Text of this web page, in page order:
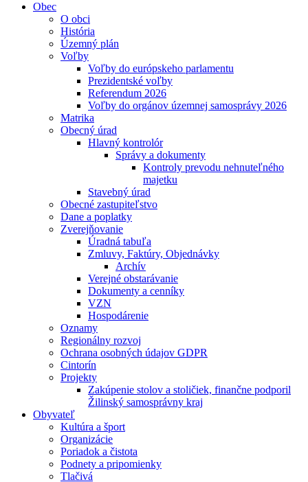
Obec
O obci
História
Územný plán
Voľby
Voľby do európskeho parlamentu
Prezidentské voľby
Referendum 2026
Voľby do orgánov územnej samosprávy 2026
Matrika
Obecný úrad
Hlavný kontrolór
Správy a dokumenty
Kontroly prevodu nehnuteľného
majetku
Stavebný úrad
Obecné zastupiteľstvo
Dane a poplatky
Zverejňovanie
Úradná tabuľa
Zmluvy, Faktúry, Objednávky
Archív
Verejné obstarávanie
Dokumenty a cenníky
VZN
Hospodárenie
Oznamy
Regionálny rozvoj
Ochrana osobných údajov GDPR
Cintorín
Projekty
Zakúpenie stolov a stoličiek, finančne podporil
Žilinský samosprávny kraj
Obyvateľ
Kultúra a šport
Organizácie
Poriadok a čistota
Podnety a pripomienky
Tlačivá